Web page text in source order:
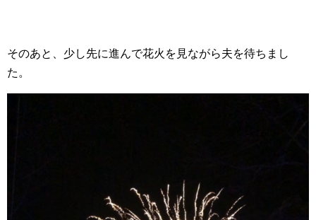
そのあと、少し先に進んで花火を見ながら夫を待ちまし
た。